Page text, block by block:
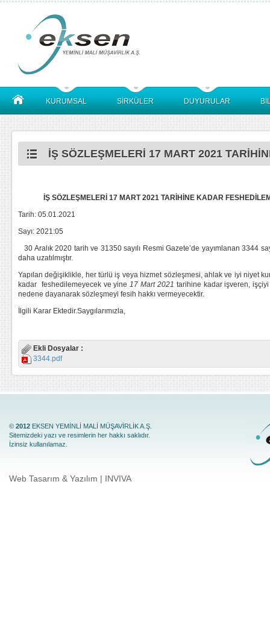
KURUMSAL SİRKÜLER DUYURULAR
İŞ SÖZLEŞMELERİ 17 MART 2021
İŞ SÖZLEŞMELERİ 17 MART 2021 TARİHİNE KADAR
Tarih: 05.01.2021
Sayı: 2021:05
30 Aralık 2020 tarih ve 31350 sayılı Resmi Gazete’de yayımlanan 3344
daha uzatılmıştır.
Yapılan değişiklikle, her türlü iş veya hizmet sözleşmesi, ahlak ve iyi niyet
kadar feshedilemeyecek ve yine17Mart 2021 tarihine kadar işveren,
nedene dayanarak sözleşmeyi fesih hakkı vermeyecektir.
İlgili Karar Ektedir.Saygılarımızla,
Ekli Dosyalar :
3344.pdf
© 2012 EKSEN YEMİNLİ MALİ MÜŞAVİRLİK A.Ş.
Sitemizdeki yazı ve resimlerin her hakkı saklıdır.
İzinsiz kullanılamaz.
Web Tasarım & Yazılım | INVIVA